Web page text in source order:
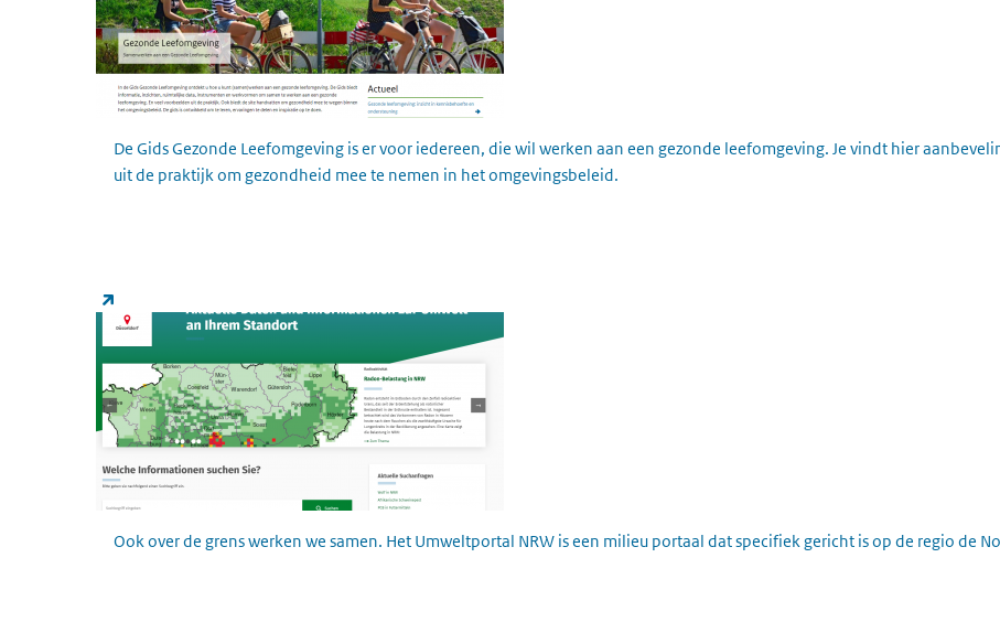
De Gids Gezonde Leefomgeving is er voor iedereen, die wil werken aan een gezonde leefomgeving. Je vindt hier
uit de praktijk om gezondheid mee te nemen in het omgevingsbeleid.
Umweltportal NRW
(externe link)
Ook over de grens werken we samen. Het Umweltportal NRW is een milieu portaal dat specifiek gericht is op de regio de